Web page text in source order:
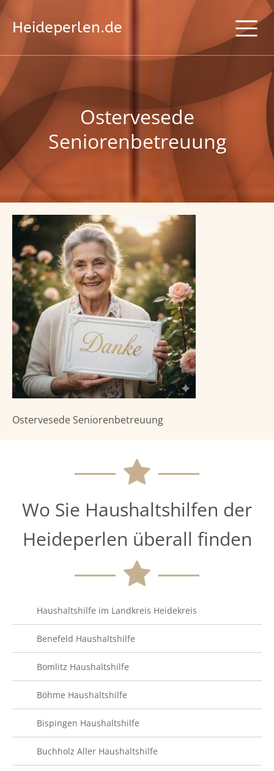
Heideperlen.de
Ostervesede
Seniorenbetreuung
Ostervesede Seniorenbetreuung
Wo Sie Haushaltshilfen der
Heideperlen überall finden
Haushaltshilfe im Landkreis Heidekreis
Benefeld Haushaltshilfe
Bomlitz Haushaltshilfe
Böhme Haushaltshilfe
Bispingen Haushaltshilfe
Buchholz Aller Haushaltshilfe